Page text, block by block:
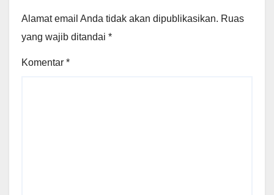
Alamat email Anda tidak akan dipublikasikan. Ruas
yang wajib ditandai *
Komentar *